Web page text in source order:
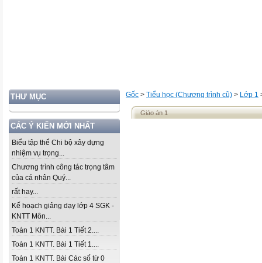
THƯ MỤC
CÁC Ý KIẾN MỚI NHẤT
Biểu tập thể Chi bộ xây dựng
nhiệm vụ trọng...
Chương trình công tác trọng tâm
của cá nhân Quý...
rất hay...
Kế hoạch giảng dạy lớp 4 SGK -
KNTT Môn...
Toán 1 KNTT. Bài 1 Tiết 2....
Toán 1 KNTT. Bài 1 Tiết 1....
Toán 1 KNTT. Bài Các số từ 0
Gốc > Tiểu học (Chương trình cũ) > Lớp 1
Giáo án 1